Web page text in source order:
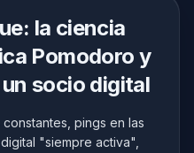
la ciencia
Pomodoro y
socio digital
pings en las
"siempre activa",